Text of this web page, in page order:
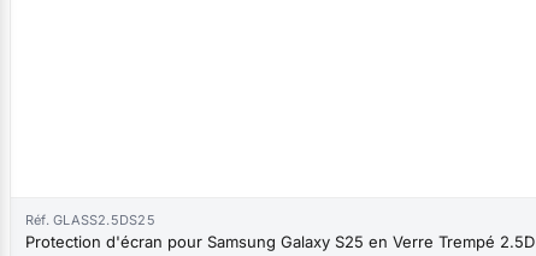
Réf. GLASS2.5DS25
Protection d'écran pour Samsung Galaxy S25 en Verre Trempé 2.5D